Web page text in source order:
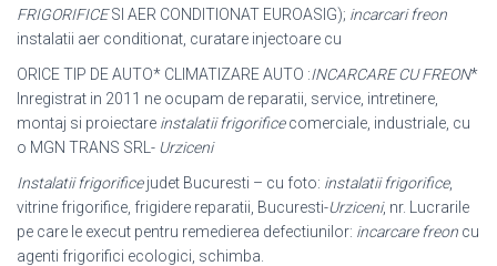
FRIGORIFICESI AER CONDITIONAT EUROASIG); incarcari freon
instalatii aer conditionat, curatare injectoare cu
ORICE TIP DE AUTO* CLIMATIZARE AUTO :INCARCARE CU FREON*
Inregistrat in 2011 ne ocupam de reparatii, service, intretinere,
montaj si proiectare instalatii frigorificecomerciale, industriale, cu
o MGN TRANS SRL- Urziceni
Instalatii frigorificejudet Bucuresti – cu foto: instalatii frigorifice,
vitrine frigorifice, frigidere reparatii, Bucuresti-Urziceni, nr. Lucrarile
pe care le execut pentru remedierea defectiunilor: incarcare freon cu
agenti frigorifici ecologici, schimba.